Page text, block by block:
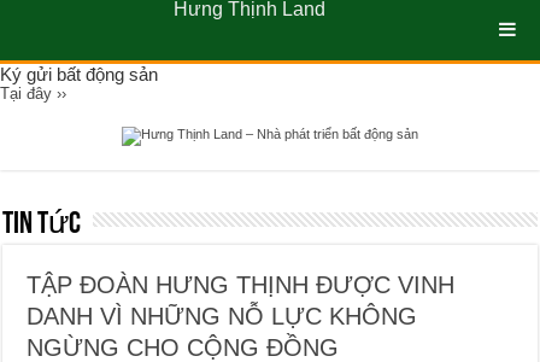
Ký gửi bất động sản
Tại đây ››
Tin Tức
TẬP ĐOÀN HƯNG THỊNH ĐƯỢC VINH
DANH VÌ NHỮNG NỖ LỰC KHÔNG
NGỪNG CHO CỘNG ĐỒNG
Hưng Thịnh Land